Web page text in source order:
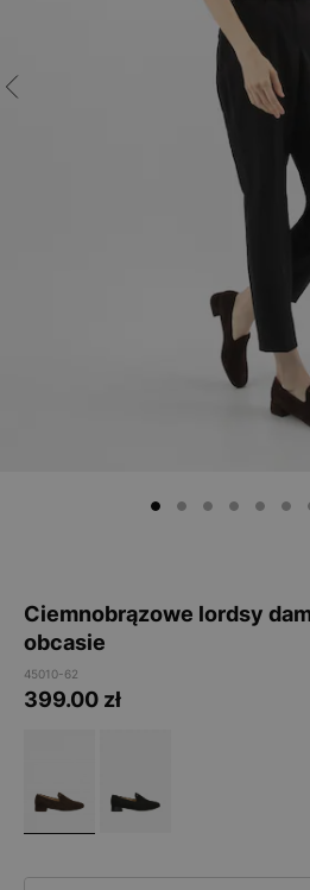
Ciemnobrązowe lordsy
obcasie
45010-62
399.00 zł